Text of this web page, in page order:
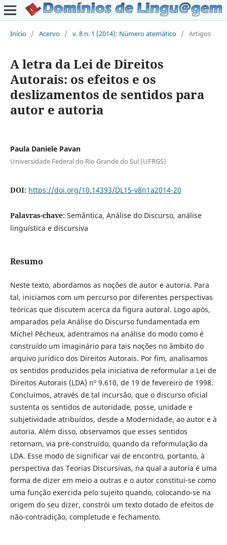
Início / Acervo / v. 8 n. 1 (2014): Número atemático / Artigos
A letra da Lei de Direitos
Autorais: os efeitos e os
deslizamentos de sentidos para
autor e autoria
Paula Daniele Pavan
Universidade Federal do Rio Grande do Sul (UFRGS)
DOI: https://doi.org/10.14393/DL15-v8n1a2014-20
Palavras-chave: Semântica, Análise do Discurso, análise
linguística e discursiva
Resumo
Neste texto, abordamos as noções de autor e autoria. Para
tal, iniciamos com um percurso por diferentes perspectivas
teóricas que discutem acerca da figura autoral. Logo após,
amparados pela Análise do Discurso fundamentada em
Michel Pêcheux, adentramos na análise do modo como é
construído um imaginário para tais noções no âmbito do
arquivo jurídico dos Direitos Autorais. Por fim, analisamos
os sentidos produzidos pela iniciativa de reformular a Lei de
Direitos Autorais (LDA) nº 9.610, de 19 de fevereiro de 1998.
Concluímos, através de tal incursão, que o discurso oficial
sustenta os sentidos de autoridade, posse, unidade e
subjetividade atribuídos, desde a Modernidade, ao autor e à
autoria. Além disso, observamos que esses sentidos
retornam, via pré-construído, quando da reformulação da
LDA. Esse modo de significar vai de encontro, portanto, à
perspectiva das Teorias Discursivas, na qual a autoria é uma
forma de dizer em meio a outras e o autor constitui-se como
uma função exercida pelo sujeito quando, colocando-se na
origem do seu dizer, constrói um texto dotado de efeitos de
não-contradição, completude e fechamento.